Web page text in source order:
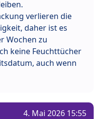
verlieren die
daher ist es
Wochen zu
keine Feuchttücher
auch wenn
4. Mai 2026 15:55